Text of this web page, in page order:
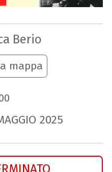
Berio
mappa
2025